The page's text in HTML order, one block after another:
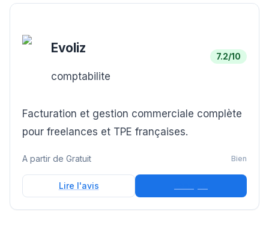
Evoliz
comptabilite
7.2/10
Facturation et gestion commerciale complète
pour freelances et TPE françaises.
A partir de Gratuit Bien
Lire l'avis